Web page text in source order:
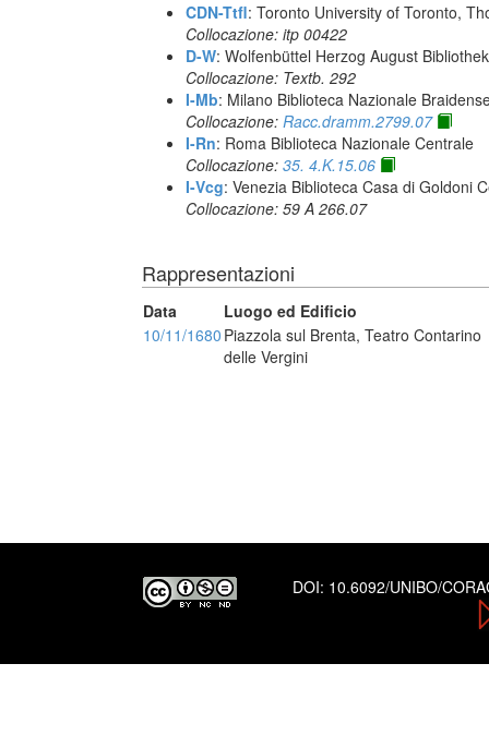
CDN-Ttfl: Toronto University of Toronto,
Collocazione: itp 00422
D-W: Wolfenbüttel Herzog August
Collocazione: Textb. 292
I-Mb: Milano Biblioteca Nazionale
Collocazione: Racc.dramm.2799.07
I-Rn: Roma Biblioteca Nazionale Centrale
Collocazione: 35. 4.K.15.06
I-Vcg: Venezia Biblioteca Casa di Goldoni
Collocazione: 59 A 266.07
Rappresentazioni
Data
Luogo ed Edificio
10/11/1680 Piazzola sul Brenta, Teatro Contarino
delle Vergini
DOI: 10.6092/UNIBO/